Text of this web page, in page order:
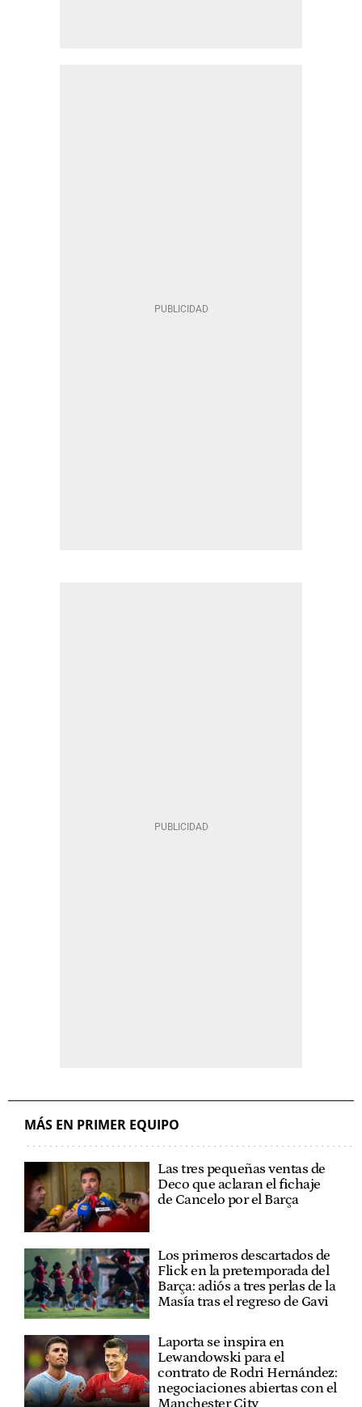
MÁS EN PRIMER EQUIPO
Las tres pequeñas ventas de
Deco que aclaran el fichaje
de Cancelo por el Barça
Los primeros descartados de
Flick en la pretemporada del
Barça: adiós a tres perlas de la
Masía tras el regreso de Gavi
Laporta se inspira en
Lewandowski para el
contrato de Rodri Hernández:
negociaciones abiertas con el